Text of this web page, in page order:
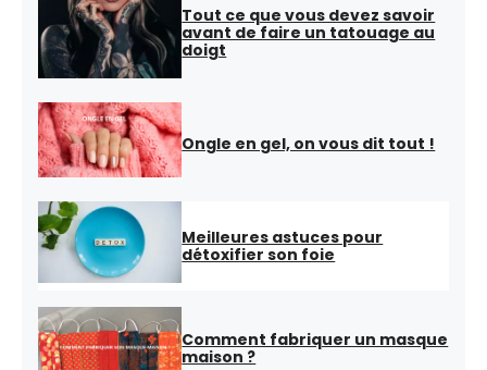
Tout ce que vous devez savoir
avant de faire un tatouage au
doigt
Ongle en gel, on vous dit tout !
Meilleures astuces pour
détoxifier son foie
Comment fabriquer un masque
maison ?